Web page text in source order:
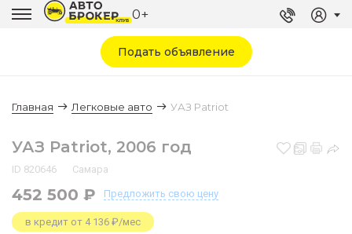
0+
Подать объявление
Главная Легковые авто УАЗ Patriot
УАЗ Patriot, 2006 год
ID 820646 Самара
452 500 ₽ Предложить свою цену
в кредит от 4 136 ₽/мес